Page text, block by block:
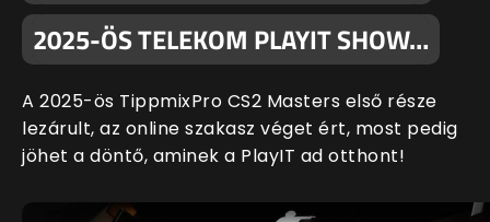
2025-ÖS TELEKOM PLAYIT SHOW…
A 2025-ös TippmixPro CS2 Masters első része
lezárult, az online szakasz véget ért, most pedig
jöhet a döntő, aminek a PlayIT ad otthont!